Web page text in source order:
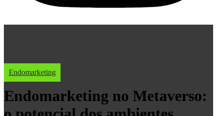
Endomarketing
Endomarketing no Metaverso: